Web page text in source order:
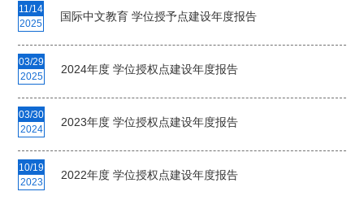
11/14
2025
国际中文教育 学位授予点建设年度报告
03/29
2025
2024年度 学位授权点建设年度报告
03/30
2024
2023年度 学位授权点建设年度报告
10/19
2023
2022年度 学位授权点建设年度报告